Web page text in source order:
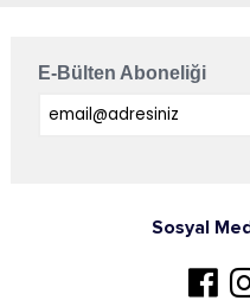
E-Bülten Aboneliği
Sosyal